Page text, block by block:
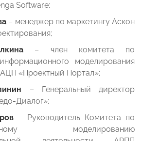
Software;
– менеджер по маркетингу Аскон
– член комитета по
моделирования
«Проектный Портал»;
– Генеральный директор
Диалог»;
– Руководитель Комитета по
моделированию